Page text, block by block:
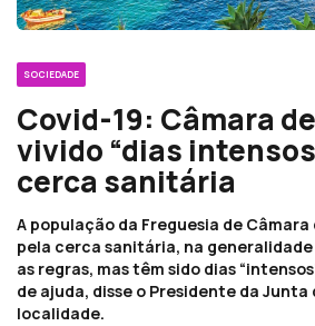
SOCIEDADE
Covid-19: Câmara
vivido “dias
cerca sanitária
A população da Freguesia de
pela cerca sanitária, na
as regras, mas têm sido dias
de ajuda, disse o Presidente da Junta
localidade.